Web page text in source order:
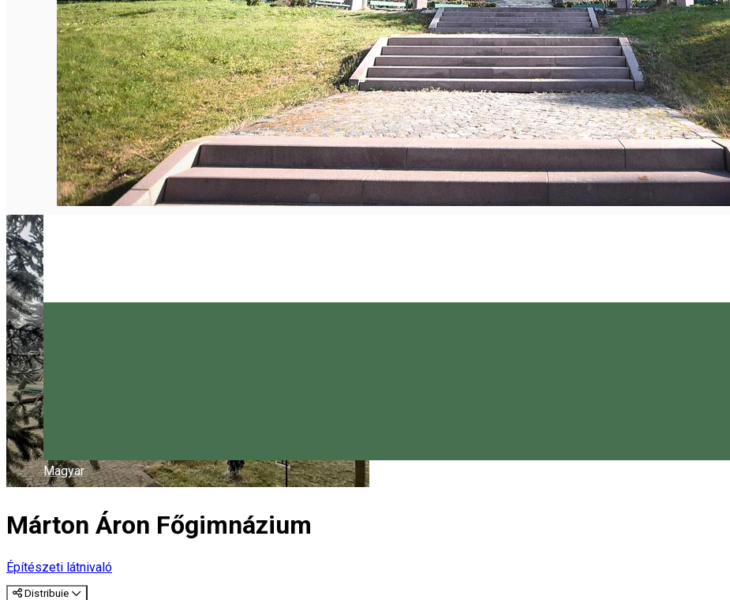
Magyar
Márton Áron Főgimnázium
Építészeti látnivaló
Distribuie